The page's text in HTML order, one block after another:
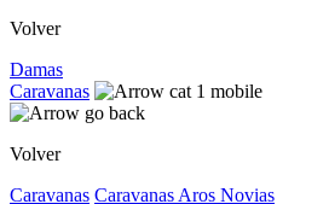
Volver
Damas
Caravanas
Volver
Caravanas Caravanas Aros Novias